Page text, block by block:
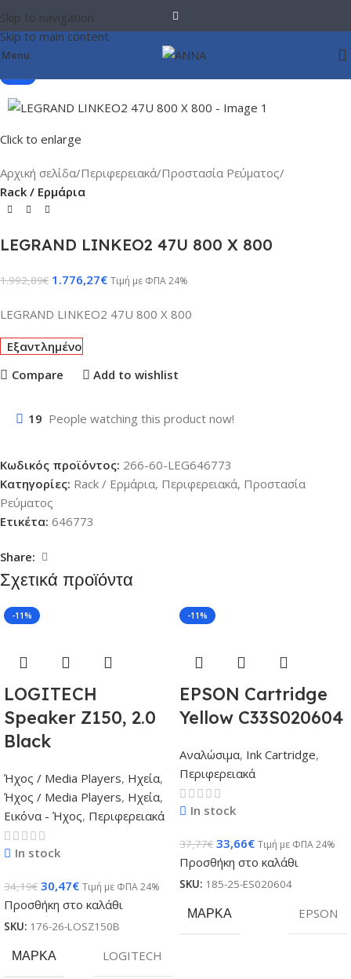
Skip to navigation
Skip to main content
Menu
Click to enlarge
Αρχική σελίδα Περιφερειακά Προστασία Ρεύματος
Rack / Ερμάρια
LEGRAND LINKEO2 47U 800 X 800
1.992,89€ 1.776,27€ Τιμή με ΦΠΑ 24%
LEGRAND LINKEO2 47U 800 X 800
Εξαντλημένο
Compare
Add to wishlist
19 People watching this product now!
Κωδικός προϊόντος: 266-60-LEG646773
Κατηγορίες: Rack / Ερμάρια, Περιφερειακά, Προστασία
Ρεύματος
Ετικέτα: 646773
Share:
Σχετικά προϊόντα
-11%
LOGITECH
Speaker Z150, 2.0
Black
Ήχος / Media Players, Ηχεία,
Ήχος / Media Players, Ηχεία,
Εικόνα - Ήχος, Περιφερειακά
In stock
34,19€ 30,47€ Τιμή με ΦΠΑ 24%
Προσθήκη στο καλάθι
SKU: 176-26-LOSZ150B
ΜΆΡΚΑ LOGITECH
-11%
EPSON Cartridge
Yellow C33S020604
Αναλώσιμα, Ink Cartridge,
Περιφερειακά
In stock
37,77€ 33,66€ Τιμή με ΦΠΑ 24%
Προσθήκη στο καλάθι
SKU: 185-25-ES020604
ΜΆΡΚΑ EPSON